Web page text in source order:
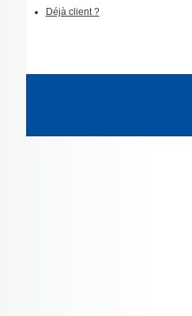
Déjà client ?